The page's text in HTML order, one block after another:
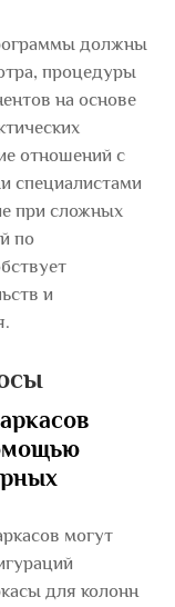
должны
процедуры
на основе
отношений с
специалистами
при сложных
по
и
могут
для колонн